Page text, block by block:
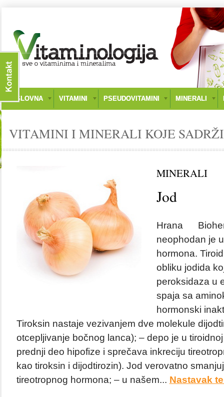
NASLOVNA VITAMINI PSEUDOVITAMINI MINERALI
VITAMINI I MINERALI KOJE
MINERALI
Jod
Hrana
neophodan je
hormona.
obliku jodida
peroksidaza u
spaja sa
hormonski
Tiroksin nastaje vezivanjem dve molekule
otcepljivanje bočnog lanca); – depo je u
prednji deo hipofize i sprečava inkreciju
kao tiroksin i dijodtirozin). Jod verovatno
tireotropnog hormona; – u našem... Nastavak